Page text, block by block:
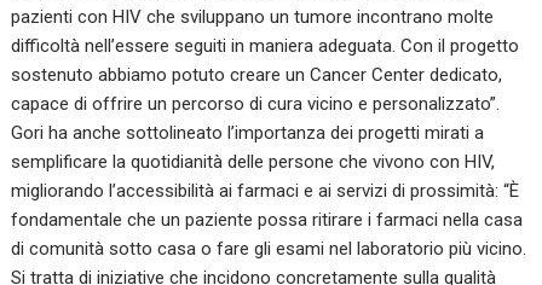
pazienti con HIV che sviluppano un tumore incontrano molte
difficoltà nell’essere seguiti in maniera adeguata. Con il progetto
sostenuto abbiamo potuto creare un Cancer Center dedicato,
capace di offrire un percorso di cura vicino e personalizzato”.
Gori ha anche sottolineato l’importanza dei progetti mirati a
semplificare la quotidianità delle persone che vivono con HIV,
migliorando l’accessibilità ai farmaci e ai servizi di prossimità: “È
fondamentale che un paziente possa ritirare i farmaci nella casa
di comunità sotto casa o fare gli esami nel laboratorio più vicino.
Si tratta di iniziative che incidono concretamente sulla qualità